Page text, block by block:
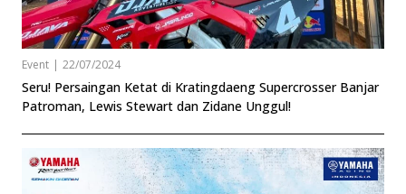
Event | 22/07/2024
Seru! Persaingan Ketat di Kratingdaeng Supercrosser Banjar
Patroman, Lewis Stewart dan Zidane Unggul!